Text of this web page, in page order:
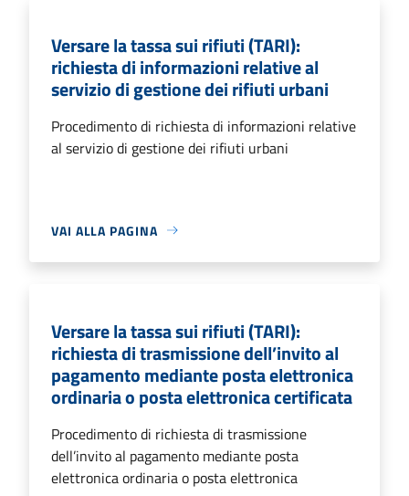
Versare la tassa sui rifiuti (TARI):
richiesta di informazioni relative al
servizio di gestione dei rifiuti urbani
Procedimento di richiesta di informazioni relative
al servizio di gestione dei rifiuti urbani
VAI ALLA PAGINA
Versare la tassa sui rifiuti (TARI):
richiesta di trasmissione dell’invito al
pagamento mediante posta elettronica
ordinaria o posta elettronica certificata
Procedimento di richiesta di trasmissione
dell’invito al pagamento mediante posta
elettronica ordinaria o posta elettronica